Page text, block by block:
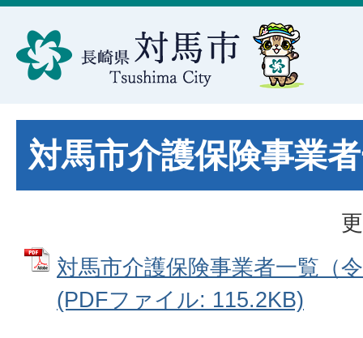
対馬市介護保険事業
対馬市介護保険事業者一覧（
(PDFファイル: 115.2KB)